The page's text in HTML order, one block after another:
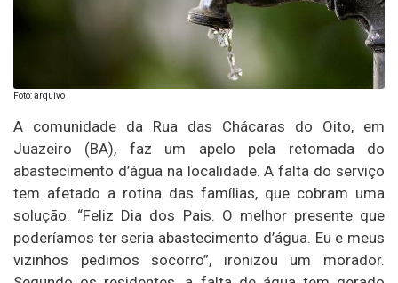
Foto: arquivo
A comunidade da Rua das Chácaras do Oito, em
Juazeiro (BA), faz um apelo pela retomada do
abastecimento d’água na localidade. A falta do serviço
tem afetado a rotina das famílias, que cobram uma
solução. “Feliz Dia dos Pais. O melhor presente que
poderíamos ter seria abastecimento d’água. Eu e meus
vizinhos pedimos socorro”, ironizou um morador.